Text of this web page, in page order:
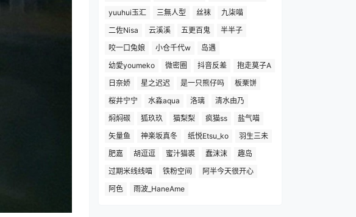
yuuhui玉汇
三無人型 丝袜
九柒喵
二佐Nisa
云溪溪 五更百鬼
半半子
咬一口兔娘
小仓千代w
岛遇
幼愛youmeko
微密圈 抖音反差
抱走莫子A
日奈娇
星之迟迟 是一只熊仔吗
板栗饼
桜井宁宁
水淼aqua 洛璃
清水由乃
焖焖碳
狐玖玖 猫梨梨 疯猫ss
盐气喵
矢量鱼
神楽坂真冬 纸悦Etsu_ko
羽生三未
肥嘉
胡逗逗 蜜汁猫裘 蠢沫沫
趣岛
过期米线线喵
铁粉空间
阿半今天很开心
阿色
雨波_HaneAme